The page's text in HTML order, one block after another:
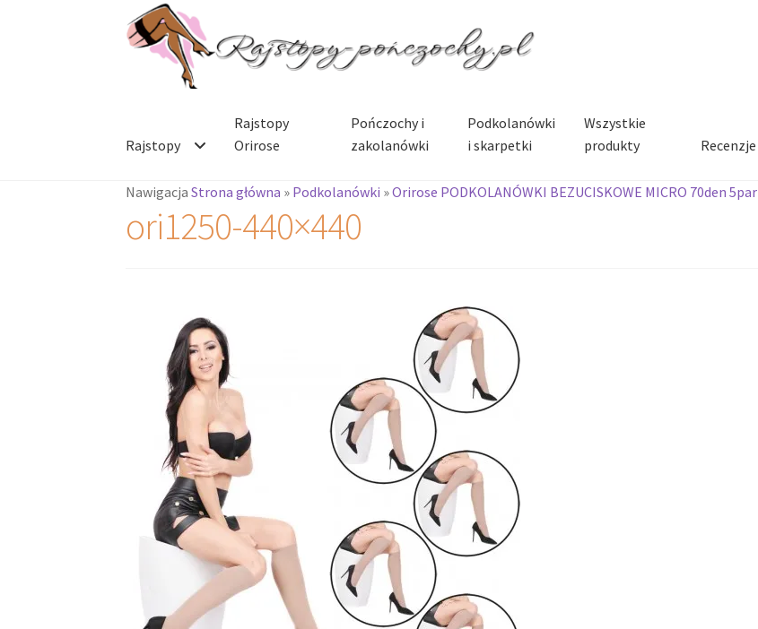
Przejdź
do
nawigacji
Przejdź
do
treści
Rajstopy
Rajstopy
Orirose
Pończochy i
zakolanówki
Podkolanówki
i skarpetki
Wszystkie
produkty
Recenzje
NawigacjaStrona główna » Podkolanówki »Orirose PODKOLANÓWKI BEZUCISKOWE MICRO 70den 5par
ori1250-440×440